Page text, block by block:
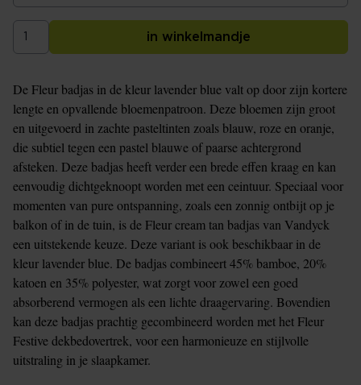
in winkelmandje
De Fleur badjas in de kleur lavender blue valt op door zijn kortere
lengte en opvallende bloemenpatroon. Deze bloemen zijn groot
en uitgevoerd in zachte pasteltinten zoals blauw, roze en oranje,
die subtiel tegen een pastel blauwe of paarse achtergrond
afsteken. Deze badjas heeft verder een brede effen kraag en kan
eenvoudig dichtgeknoopt worden met een ceintuur. Speciaal voor
momenten van pure ontspanning, zoals een zonnig ontbijt op je
balkon of in de tuin, is de Fleur cream tan badjas van Vandyck
een uitstekende keuze. Deze variant is ook beschikbaar in de
kleur lavender blue. De badjas combineert 45% bamboe, 20%
katoen en 35% polyester, wat zorgt voor zowel een goed
absorberend vermogen als een lichte draagervaring. Bovendien
kan deze badjas prachtig gecombineerd worden met het Fleur
Festive dekbedovertrek, voor een harmonieuze en stijlvolle
uitstraling in je slaapkamer.